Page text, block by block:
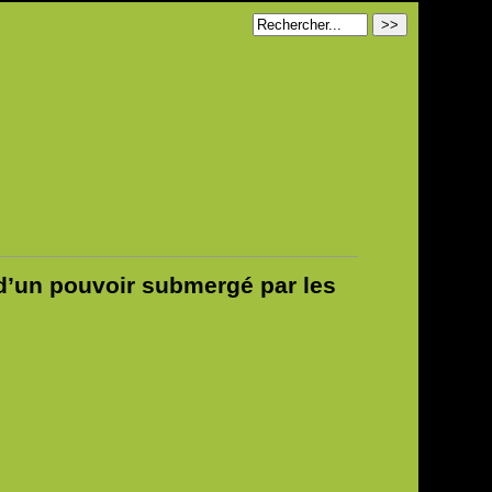
pouvoir submergé par les